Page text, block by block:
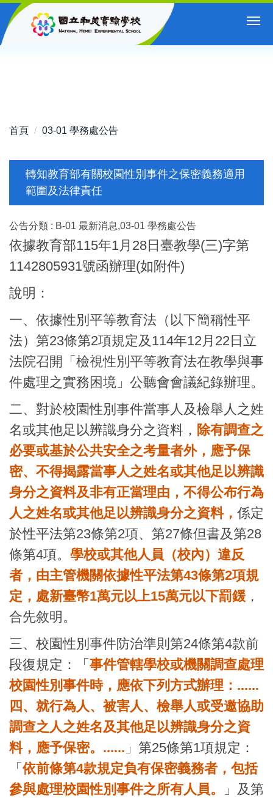
跳
到
首頁 03-01 學務處公告
轉知教育部有關校園性別事件之保密義務適用
範圍及法律責任
公告分類 : B-01 最新消息,03-01 學務處公告
依據教育部115年1月28日臺教學(三)字第
1142805931號函辦理(如附件)
說明：
一、依據性別平等教育法（以下簡稱性平
法）第23條第2項規定及114年12月22日立
法院召開「檢視性別平等教育法在教學與事
件處理之實務困境」公聽會會議紀錄辦理。
二、對於校園性別事件當事人及檢舉人之姓
名或其他足以辨識身分之資料， 除有調查之
必要或基於公共安全之考量者外，應予保
密、不得揭露當事人之姓名或其他足以辨識
身分之資料及非有正當理由，不得公布行為
人之姓名或其他足以辨識身分之資料， 係定
於性平法第23條第2項、第27條但書及第28
條第4項。 學校或其他人員（校內）違反
者，由主管機關依據性平法第43條第2項規
定，處新臺幣1萬元以上15萬元以下罰鍰 ，
合先敘明。
三、校園性別事件防治準則第24條第4款前
段復規定：「 事件管轄學校或機關調查處理
校園性別事件時，應依下列方式辦理：......
四、就行為人、被害人、檢舉人或受邀協助
調查之人之姓名及其他足以辨識身分之資
料，應予保密。...... 」第25條第1項規定：
「 依前條第4款規定負有保密義務者，包括
參與處理校園性別事件之所有人員。
」及第